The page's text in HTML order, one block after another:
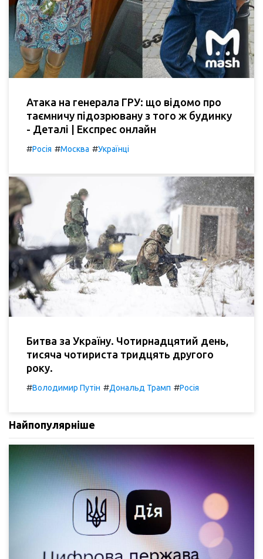
Атака на генерала ГРУ: що відомо про
таємничу підозрювану з того ж будинку
- Деталі | Експрес онлайн
#Росія #Москва #Українці
Битва за Україну. Чотирнадцятий день,
тисяча чотириста тридцять другого
року.
#Володимир Путін #Дональд Трамп #Росія
Найпопулярніше